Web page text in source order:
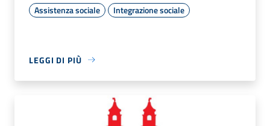
Assistenza sociale Integrazione sociale
LEGGI DI PIÙ